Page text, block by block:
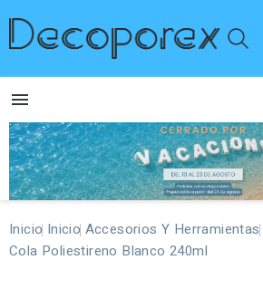

Inicio Inicio Accesorios Y Herramientas
Cola Poliestireno Blanco 240ml